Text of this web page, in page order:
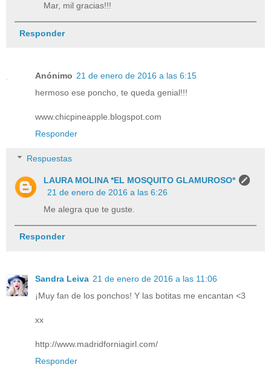
Mar, mil gracias!!!
Responder
Anónimo 21 de enero de 2016 a las 6:15
hermoso ese poncho, te queda genial!!!
www.chicpineapple.blogspot.com
Responder
Respuestas
LAURA MOLINA *EL MOSQUITO GLAMUROSO*
21 de enero de 2016 a las 6:26
Me alegra que te guste.
Responder
Sandra Leiva 21 de enero de 2016 a las 11:06
¡Muy fan de los ponchos! Y las botitas me encantan <3
xx
http://www.madridforniagirl.com/
Responder